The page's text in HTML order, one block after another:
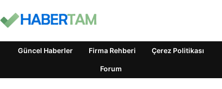
Güncel Haberler Firma Rehberi Çerez Politikası
Forum